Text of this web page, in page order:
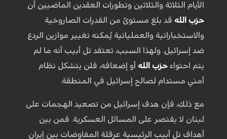
الأيام الثلاثة والثلاثين وتطورات العقدين الماضيين أن
حزب الله قد بلغ مستوىً من القدرات الصاروخية
والاستخباراتية والعملياتية يُمكنه تغيير موازين الردع
ضد إسرائيل. ولهذا السبب، تعتقد تل أبيب أنه ما لم
يتم احتواء حزب الله أو إضعافه، فلن يتشكل نظام
أمني مستدام لصالح إسرائيل في المنطقة.
مع ذلك، فإن هدف إسرائيل من تصعيد الهجمات على
لبنان لا يقتصر على المسائل العسكرية. فمن بين
أهداف تل أبيب الرئيسية عرقلة المفاوضات بين إيران